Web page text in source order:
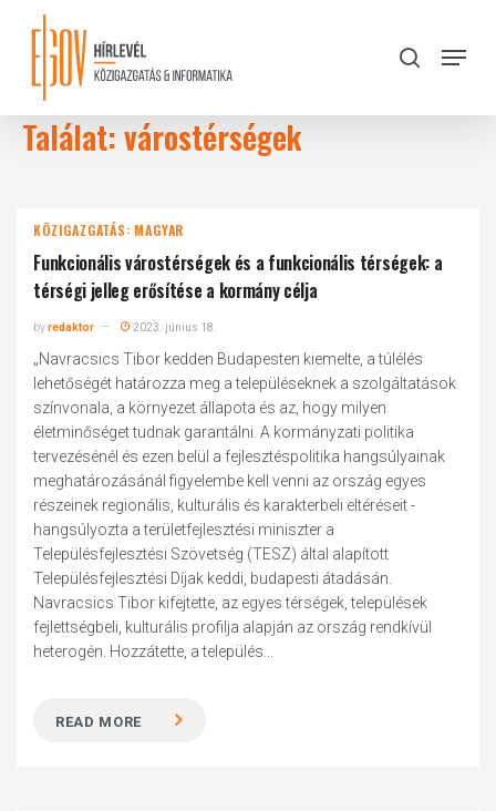
content
search
Menu
Találat: várostérségek
KÖZIGAZGATÁS: MAGYAR
Funkcionális várostérségek és a funkcionális térségek: a
térségi jelleg erősítése a kormány célja
byredaktor 2023. június 18.
„Navracsics Tibor kedden Budapesten kiemelte, a túlélés
lehetőségét határozza meg a településeknek a szolgáltatások
színvonala, a környezet állapota és az, hogy milyen
életminőséget tudnak garantálni. A kormányzati politika
tervezésénél és ezen belül a fejlesztéspolitika hangsúlyainak
meghatározásánál figyelembe kell venni az ország egyes
részeinek regionális, kulturális és karakterbeli eltéréseit -
hangsúlyozta a területfejlesztési miniszter a
Településfejlesztési Szövetség (TESZ) által alapított
Településfejlesztési Díjak keddi, budapesti átadásán.
Navracsics Tibor kifejtette, az egyes térségek, települések
fejlettségbeli, kulturális profilja alapján az ország rendkívül
heterogén. Hozzátette, a település...
READ MORE
Close